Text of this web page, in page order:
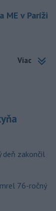
ME v Paríži
Viac
zakončil
76-ročný